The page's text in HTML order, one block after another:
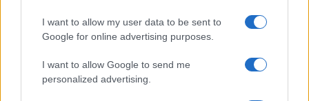
I want to allow my user data to be sent to
Google for online advertising purposes.
I want to allow Google to send me
personalized advertising.
Sportmagazine: notizie, approfondimenti e classifiche su